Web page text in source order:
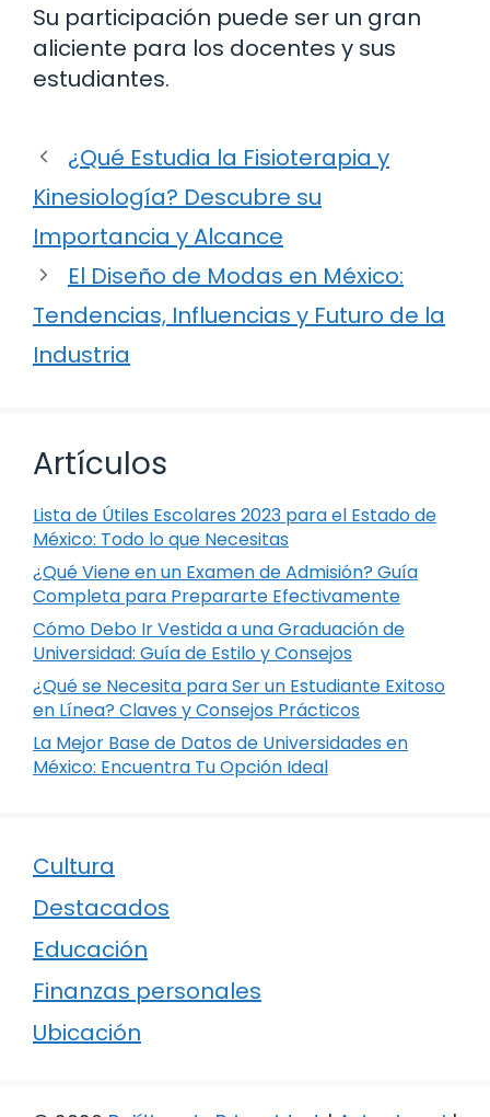
Su participación puede ser un gran
aliciente para los docentes y sus
estudiantes.
¿Qué Estudia la Fisioterapia y
Kinesiología? Descubre su
Importancia y Alcance
El Diseño de Modas en México:
Tendencias, Influencias y Futuro de la
Industria
Artículos
Lista de Útiles Escolares 2023 para el Estado de
México: Todo lo que Necesitas
¿Qué Viene en un Examen de Admisión? Guía
Completa para Prepararte Efectivamente
Cómo Debo Ir Vestida a una Graduación de
Universidad: Guía de Estilo y Consejos
¿Qué se Necesita para Ser un Estudiante Exitoso
en Línea? Claves y Consejos Prácticos
La Mejor Base de Datos de Universidades en
México: Encuentra Tu Opción Ideal
Cultura
Destacados
Educación
Finanzas personales
Ubicación